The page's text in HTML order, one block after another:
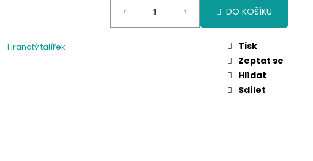
DO KOŠÍKU
Hranatý talířek
Tisk
Zeptat se
Hlídat
Sdílet